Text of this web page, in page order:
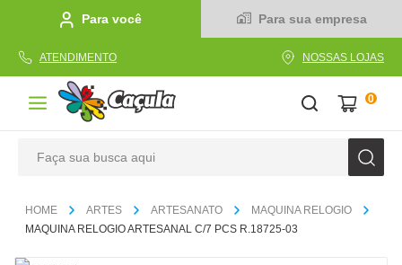
Para você Para sua empresa
ATENDIMENTO NOSSAS LOJAS
0
ARTES ARTESANATO
MAQUINA RELOGIO
MAQUINA RELOGIO ARTESANAL C/7 PCS R.18725-03
1º caderno
2